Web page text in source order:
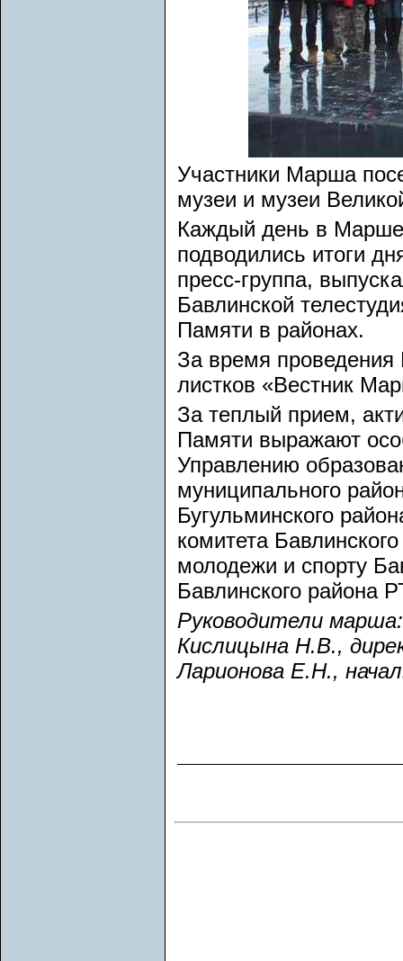
Участники Марша
музеи и музеи
Каждый день в Марше
подводились итоги
пресс-группа,
Бавлинской
Памяти в районах.
За время
листков «Вестник
За теплый прием,
Памяти выражают
Управлению
муниципального
Бугульминского
комитета
молодежи и спорту
Бавлинского района
Руководители марша:
Кислицына Н.В.,
Ларионова Е.Н.,